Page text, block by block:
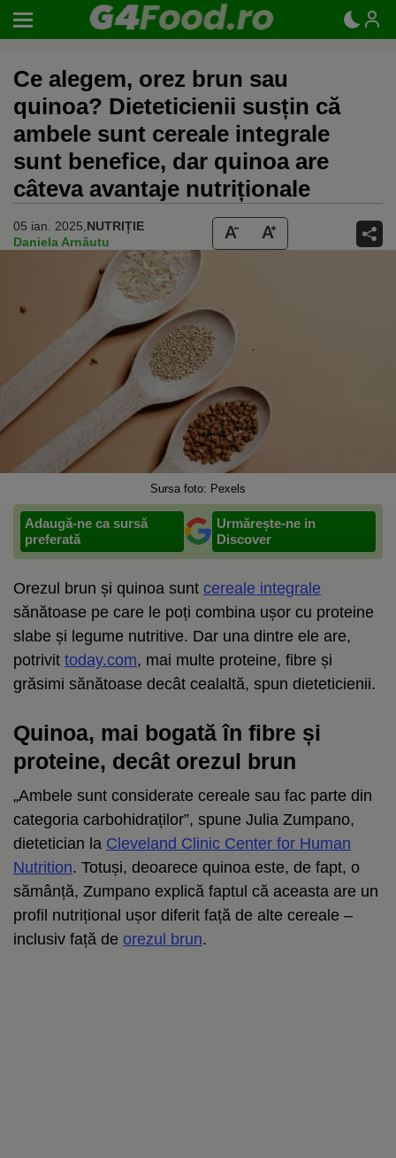
Ce alegem, orez brun sau
quinoa? Dieteticienii susțin că
ambele sunt cereale integrale
sunt benefice, dar quinoa are
câteva avantaje nutriționale
05 ian. 2025, NUTRIȚIE
Daniela Arnăutu
Sursa foto: Pexels
Adaugă-ne ca sursă
preferată
Urmărește-ne in
Discover
Orezul brun și quinoa sunt cereale integrale
sănătoase pe care le poți combina ușor cu proteine
slabe și legume nutritive. Dar una dintre ele are,
potrivit today.com, mai multe proteine, fibre și
grăsimi sănătoase decât cealaltă, spun dieteticienii.
Quinoa, mai bogată în fibre și
proteine, decât orezul brun
„Ambele sunt considerate cereale sau fac parte din
categoria carbohidraților”, spune Julia Zumpano,
dietetician la Cleveland Clinic Center for Human
Nutrition. Totuși, deoarece quinoa este, de fapt, o
sămânță, Zumpano explică faptul că aceasta are un
profil nutrițional ușor diferit față de alte cereale –
inclusiv față de orezul brun.